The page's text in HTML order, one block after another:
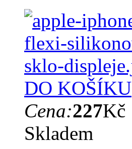
DO KOŠÍKU
Cena:227Kč
Skladem